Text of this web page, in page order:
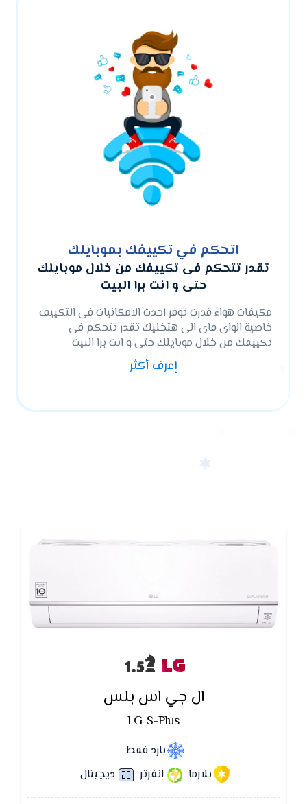
اتحكم في تكييفك بموبايلك
تقدر تتحكم فى تكييفك من خلال موبايلك
حتى و انت برا البيت
مكيفات هواء قدرت توفر احدث الامكانيات فى التكييف
تكييفك من خلال موبايلك حتى و انت برا البيت
إعرف أكثر
LG
ال جي اس بلس
LG S-Plus
بارد فقط
بلازما
انفرتر ديچيتال